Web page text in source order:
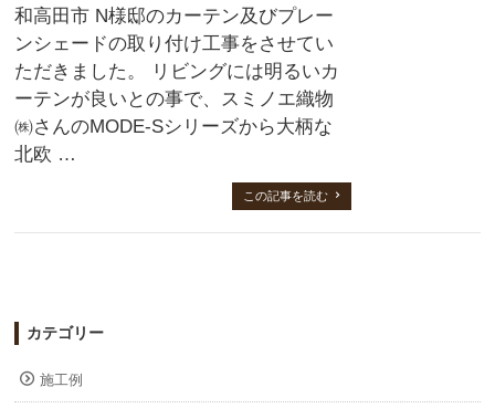
和高田市 N様邸のカーテン及びプレー
ンシェードの取り付け工事をさせてい
ただきました。 リビングには明るいカ
ーテンが良いとの事で、スミノエ織物
㈱さんのMODE-Sシリーズから大柄な
北欧 …
この記事を読む
カテゴリー
施工例